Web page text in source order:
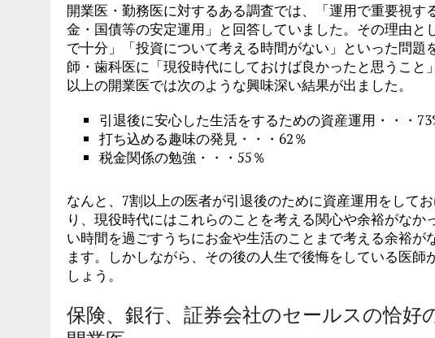
開業医・勤務医に対するある調査では、「運用で重要視
金・国債等の安定運用」と回答していました。その理由と
で十分」「投資について考える時間がない」といった問
師・歯科医に「現役時代にしておけば良かったと思うこと
以上の開業医では次のような興味深い結果が出ました。
引退後に安心した生活をするための資産運用・・・
打ち込める趣味の発見・・・62％
税金関係の勉強・・・55％
なんと、7割以上の医者が引退後のために資産運用をして
り、現役時代にはこれらのことを考える関心や余裕がな
い時間を過ごすうちにお金や生活のことまで考える余裕が
ます。しかしながら、その後の人生で後悔をしている医
しょう。
保険、銀行、証券会社のセールスの恰好